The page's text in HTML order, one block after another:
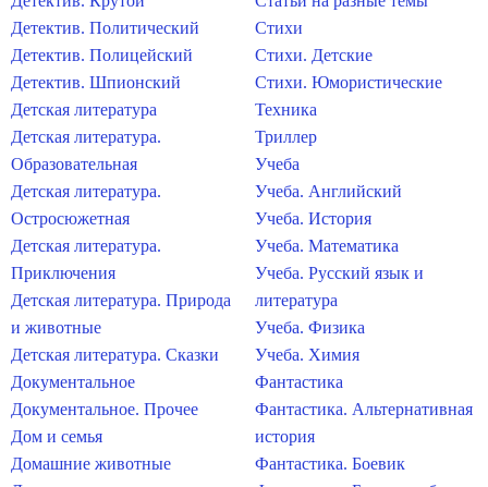
Детектив. Политический
Детектив. Полицейский
Детектив. Шпионский
Детская литература
Детская литература.
Образовательная
Детская литература.
Остросюжетная
Детская литература.
Приключения
Детская литература. Природа
и животные
Детская литература. Сказки
Документальное
Документальное. Прочее
Дом и семья
Домашние животные
Стихи
Стихи. Детские
Стихи. Юмористические
Техника
Триллер
Учеба
Учеба. Английский
Учеба. История
Учеба. Математика
Учеба. Русский язык и
литература
Учеба. Физика
Учеба. Химия
Фантастика
Фантастика. Альтернативная
история
Фантастика. Боевик